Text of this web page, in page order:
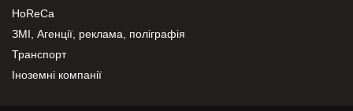
HoReCa
ЗМІ, Агенції, реклама, поліграфія
Транспорт
Іноземні компанії